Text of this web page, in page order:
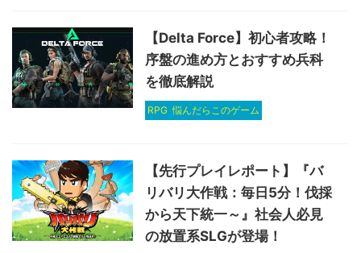
【Delta Force】初心者攻略！
序盤の進め方とおすすめ兵科
を徹底解説
RPG 悩んだらこのゲーム
【先行プレイレポート】『バ
リバリ大作戦：毎日5分！伐採
から天下統一～』社会人必見
の放置系SLGが登場！